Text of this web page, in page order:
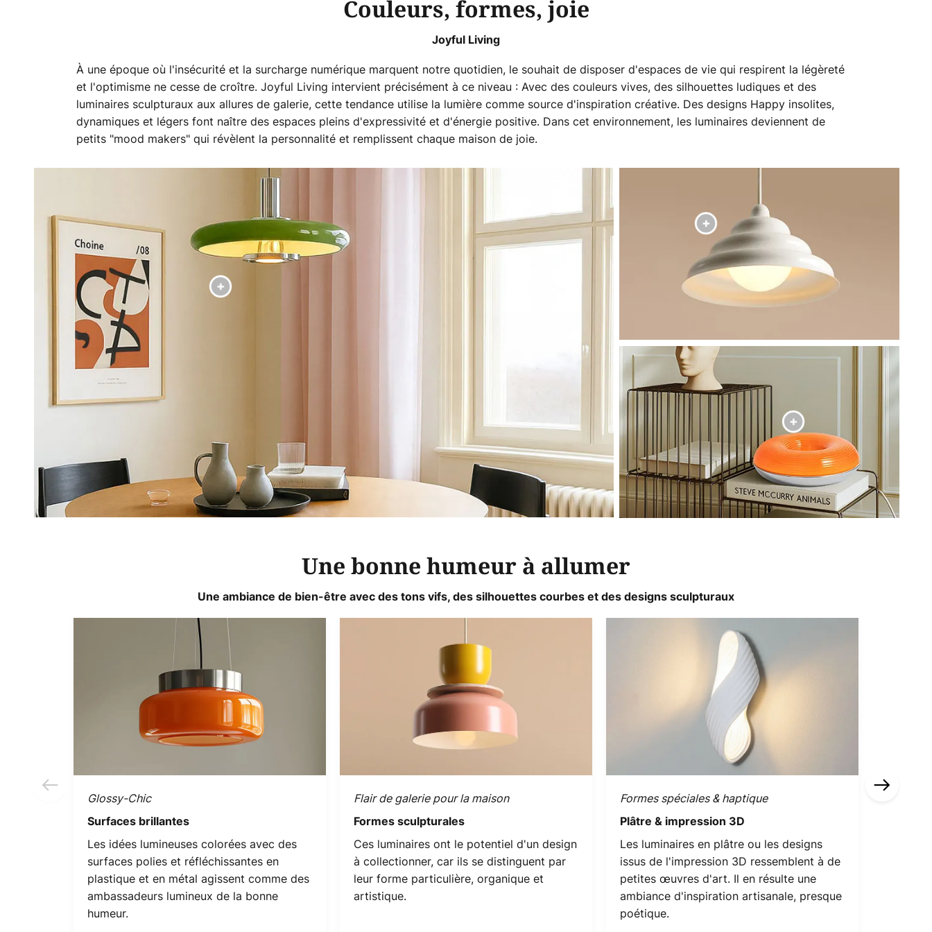
Couleurs, formes, joie
Joyful Living
À une époque où l'insécurité et la surcharge numérique marquent notre quotidien, le souhait de disposer d'espaces de vie qui respirent la légèreté
et l'optimisme ne cesse de croître. Joyful Living intervient précisément à ce niveau : Avec des couleurs vives, des silhouettes ludiques et des
luminaires sculpturaux aux allures de galerie, cette tendance utilise la lumière comme source d'inspiration créative. Des designs Happy insolites,
dynamiques et légers font naître des espaces pleins d'expressivité et d'énergie positive. Dans cet environnement, les luminaires deviennent de
petits "mood makers" qui révèlent la personnalité et remplissent chaque maison de joie.
Une bonne humeur à allumer
Une ambiance de bien-être avec des tons vifs, des silhouettes courbes et des designs sculpturaux
Glossy-Chic
Surfaces brillantes
Les idées lumineuses colorées avec des
surfaces polies et réfléchissantes en
plastique et en métal agissent comme des
ambassadeurs lumineux de la bonne
humeur.
Flair de galerie pour la maison
Formes sculpturales
Ces luminaires ont le potentiel d'un design
à collectionner, car ils se distinguent par
leur forme particulière, organique et
artistique.
Formes spéciales & haptique
Plâtre & impression 3D
Les luminaires en plâtre ou les designs
issus de l'impression 3D ressemblent à de
petites œuvres d'art. Il en résulte une
ambiance d'inspiration artisanale, presque
poétique.